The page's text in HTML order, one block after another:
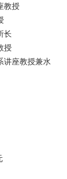
教授
长
授
讲座教授兼水